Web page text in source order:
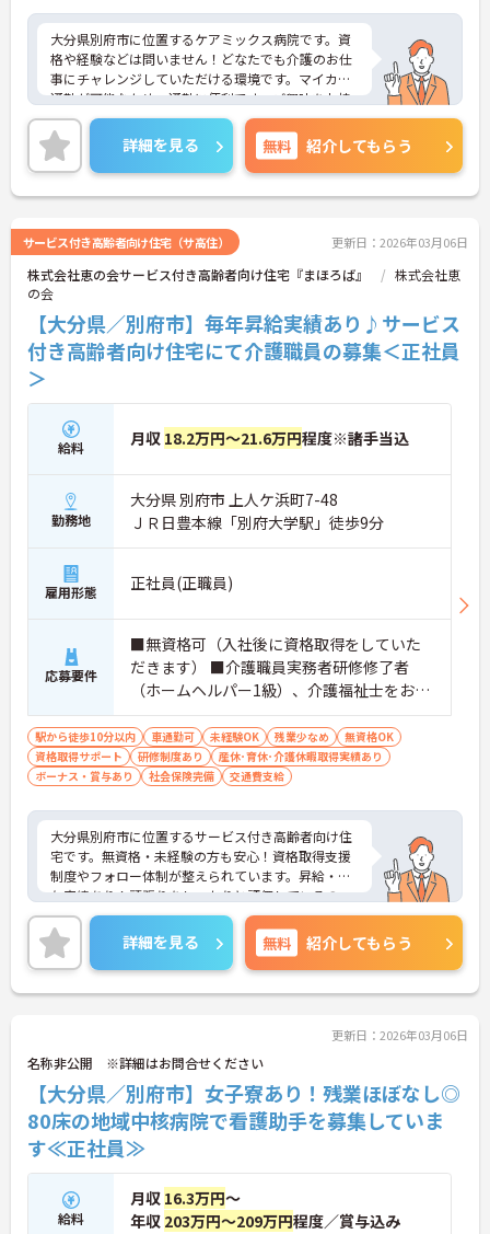
大分県別府市に位置するケアミックス病院です。資
格や経験などは問いません！どなたでも介護のお仕
事にチャレンジしていただける環境です。マイカー
通勤が可能なため、通勤に便利です。ご興味をお持
ちの方はお気軽にお問い合わせください。
詳細を見る 無料 紹介してもらう
サービス付き高齢者向け住宅（サ高住） 更新日：2026年03月06日
株式会社恵の会サービス付き高齢者向け住宅『まほろば』
株式会社恵
の会
【大分県／別府市】毎年昇給実績あり♪サービス
付き高齢者向け住宅にて介護職員の募集＜正社員
＞
給料 月収 18.2万円～21.6万円程度※諸手当込
勤務地
大分県 別府市 上人ケ浜町7-48
ＪＲ日豊本線「別府大学駅」徒歩9分
雇用形態 正社員(正職員)
応募要件
■無資格可（入社後に資格取得をしていた
だきます） ■介護職員実務者研修修了者
（ホームヘルパー1級）、介護福祉士をお持
ちの方歓迎 ■経験者優遇
駅から徒歩10分以内 車通勤可 未経験OK 残業少なめ
無資格OK
資格取得サポート
研修制度あり
産休･育休･介護休暇取得実績あり
ボーナス・賞与あり
社会保険完備 交通費支給
大分県別府市に位置するサービス付き高齢者向け住
宅です。無資格・未経験の方も安心！資格取得支援
制度やフォロー体制が整えられています。昇給・賞
与実績あり！頑張りをしっかりと評価しているの
で、モチベーションを保ちやすい環境です。ご興味
をお持ちの方はお気軽にお問い合わせください。
詳細を見る 無料 紹介してもらう
更新日：2026年03月06日
名称非公開 ※詳細はお問合せください
【大分県／別府市】女子寮あり！残業ほぼなし◎
80床の地域中核病院で看護助手を募集していま
す≪正社員≫
給料
月収 16.3万円～
年収 203万円～209万円程度／賞与込み